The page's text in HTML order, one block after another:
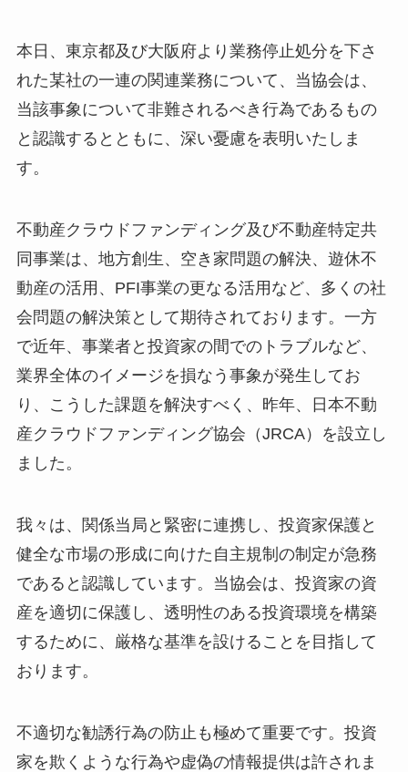
本日、東京都及び大阪府より業務停止処分を下さ
れた某社の一連の関連業務について、当協会は、
当該事象について非難されるべき行為であるもの
と認識するとともに、深い憂慮を表明いたしま
す。
不動産クラウドファンディング及び不動産特定共
同事業は、地方創生、空き家問題の解決、遊休不
動産の活用、PFI事業の更なる活用など、多くの社
会問題の解決策として期待されております。一方
で近年、事業者と投資家の間でのトラブルなど、
業界全体のイメージを損なう事象が発生してお
り、こうした課題を解決すべく、昨年、日本不動
産クラウドファンディング協会（JRCA）を設立し
ました。
我々は、関係当局と緊密に連携し、投資家保護と
健全な市場の形成に向けた自主規制の制定が急務
であると認識しています。当協会は、投資家の資
産を適切に保護し、透明性のある投資環境を構築
するために、厳格な基準を設けることを目指して
おります。
不適切な勧誘行為の防止も極めて重要です。投資
家を欺くような行為や虚偽の情報提供は許されま